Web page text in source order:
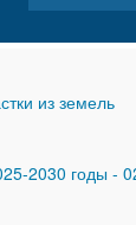
из земель
2030 годы -